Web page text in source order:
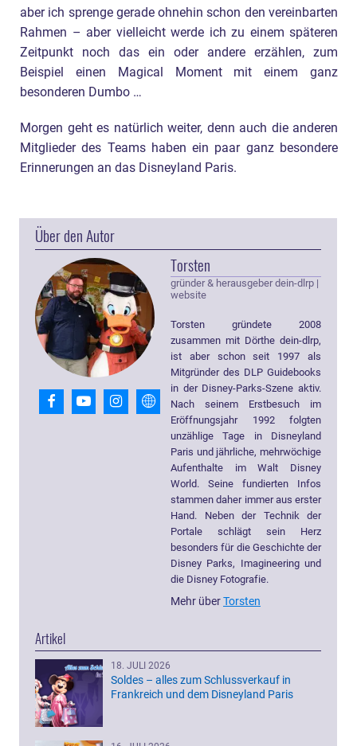
aber ich sprenge gerade ohnehin schon den vereinbarten
Rahmen – aber vielleicht werde ich zu einem späteren
Zeitpunkt noch das ein oder andere erzählen, zum
Beispiel einen Magical Moment mit einem ganz
besonderen Dumbo …
Morgen geht es natürlich weiter, denn auch die anderen
Mitglieder des Teams haben ein paar ganz besondere
Erinnerungen an das Disneyland Paris.
Über den Autor
Torsten
gründer & herausgeber dein-dlrp |
website
Torsten gründete 2008
zusammen mit Dörthe dein-dlrp,
ist aber schon seit 1997 als
Mitgründer des DLP Guidebooks
in der Disney-Parks-Szene aktiv.
Nach seinem Erstbesuch im
Eröffnungsjahr 1992 folgten
unzählige Tage in Disneyland
Paris und jährliche, mehrwöchige
Aufenthalte im Walt Disney
World. Seine fundierten Infos
stammen daher immer aus erster
Hand. Neben der Technik der
Portale schlägt sein Herz
besonders für die Geschichte der
Disney Parks, Imagineering und
die Disney Fotografie.
Mehr überTorsten
Artikel
18. JULI 2026
Soldes – alles zum Schlussverkauf in
Frankreich und dem Disneyland Paris